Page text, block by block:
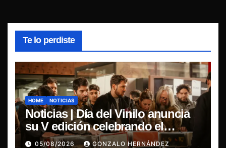
Te lo perdiste
HOME NOTICIAS
Noticias | Día del Vinilo anuncia
su V edición celebrando el
regreso del 7″ fabricado en Chile
05/08/2026 GONZALO HERNÁNDEZ